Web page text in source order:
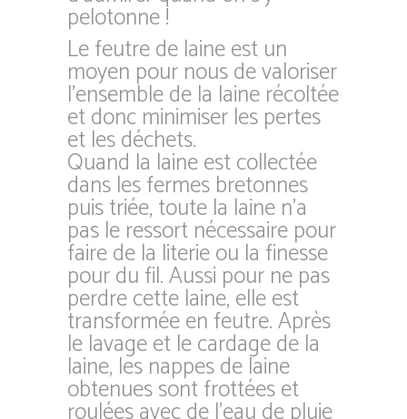
pelotonne !
Le feutre de laine est un
moyen pour nous de valoriser
l’ensemble de la laine récoltée
et donc minimiser les pertes
et les déchets.
Quand la laine est collectée
dans les fermes bretonnes
puis triée, toute la laine n’a
pas le ressort nécessaire pour
faire de la literie ou la finesse
pour du fil. Aussi pour ne pas
perdre cette laine, elle est
transformée en feutre. Après
le lavage et le cardage de la
laine, les nappes de laine
obtenues sont frottées et